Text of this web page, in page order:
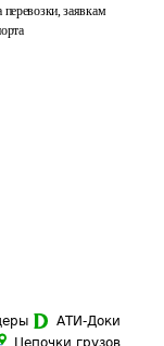
перевозки, заявкам
АТИ-Доки
Цепочки грузов